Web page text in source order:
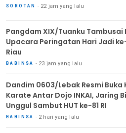
SOROTAN 22 jam yang lalu
Pangdam XIX/Tuanku Tambusai
Upacara Peringatan Hari Jadi
Riau
BABINSA 23 jam yang lalu
Dandim 0603/Lebak Resmi Buka
Karate Antar Dojo INKAI, Jaring
Unggul Sambut HUT ke-81 RI
BABINSA 2 hari yang lalu